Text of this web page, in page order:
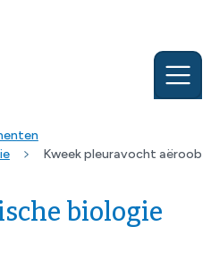
Kweek pleuravocht aëroob
biologie